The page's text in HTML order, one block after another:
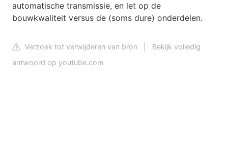
automatische transmissie, en let op de
bouwkwaliteit versus de (soms dure) onderdelen.
Verzoek tot verwijderen van bron
Bekijk volledig
antwoord op youtube.com